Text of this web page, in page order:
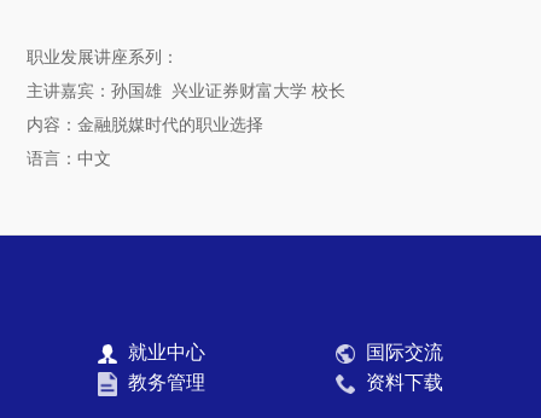
职业发展讲座系列：
主讲嘉宾：孙国雄 兴业证券财富大学 校长
内容：金融脱媒时代的职业选择
语言：中文
就业中心
国际交流
教务管理
资料下载